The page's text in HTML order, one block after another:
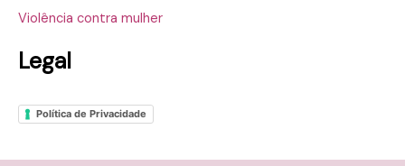
Violência contra mulher
Legal
Política de Privacidade